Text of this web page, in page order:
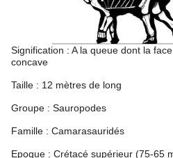
Signification : A la queue dont la
concave
Taille : 12 mètres de long
Groupe : Sauropodes
Famille : Camarasauridés
Epoque : Crétacé supérieur (75-65